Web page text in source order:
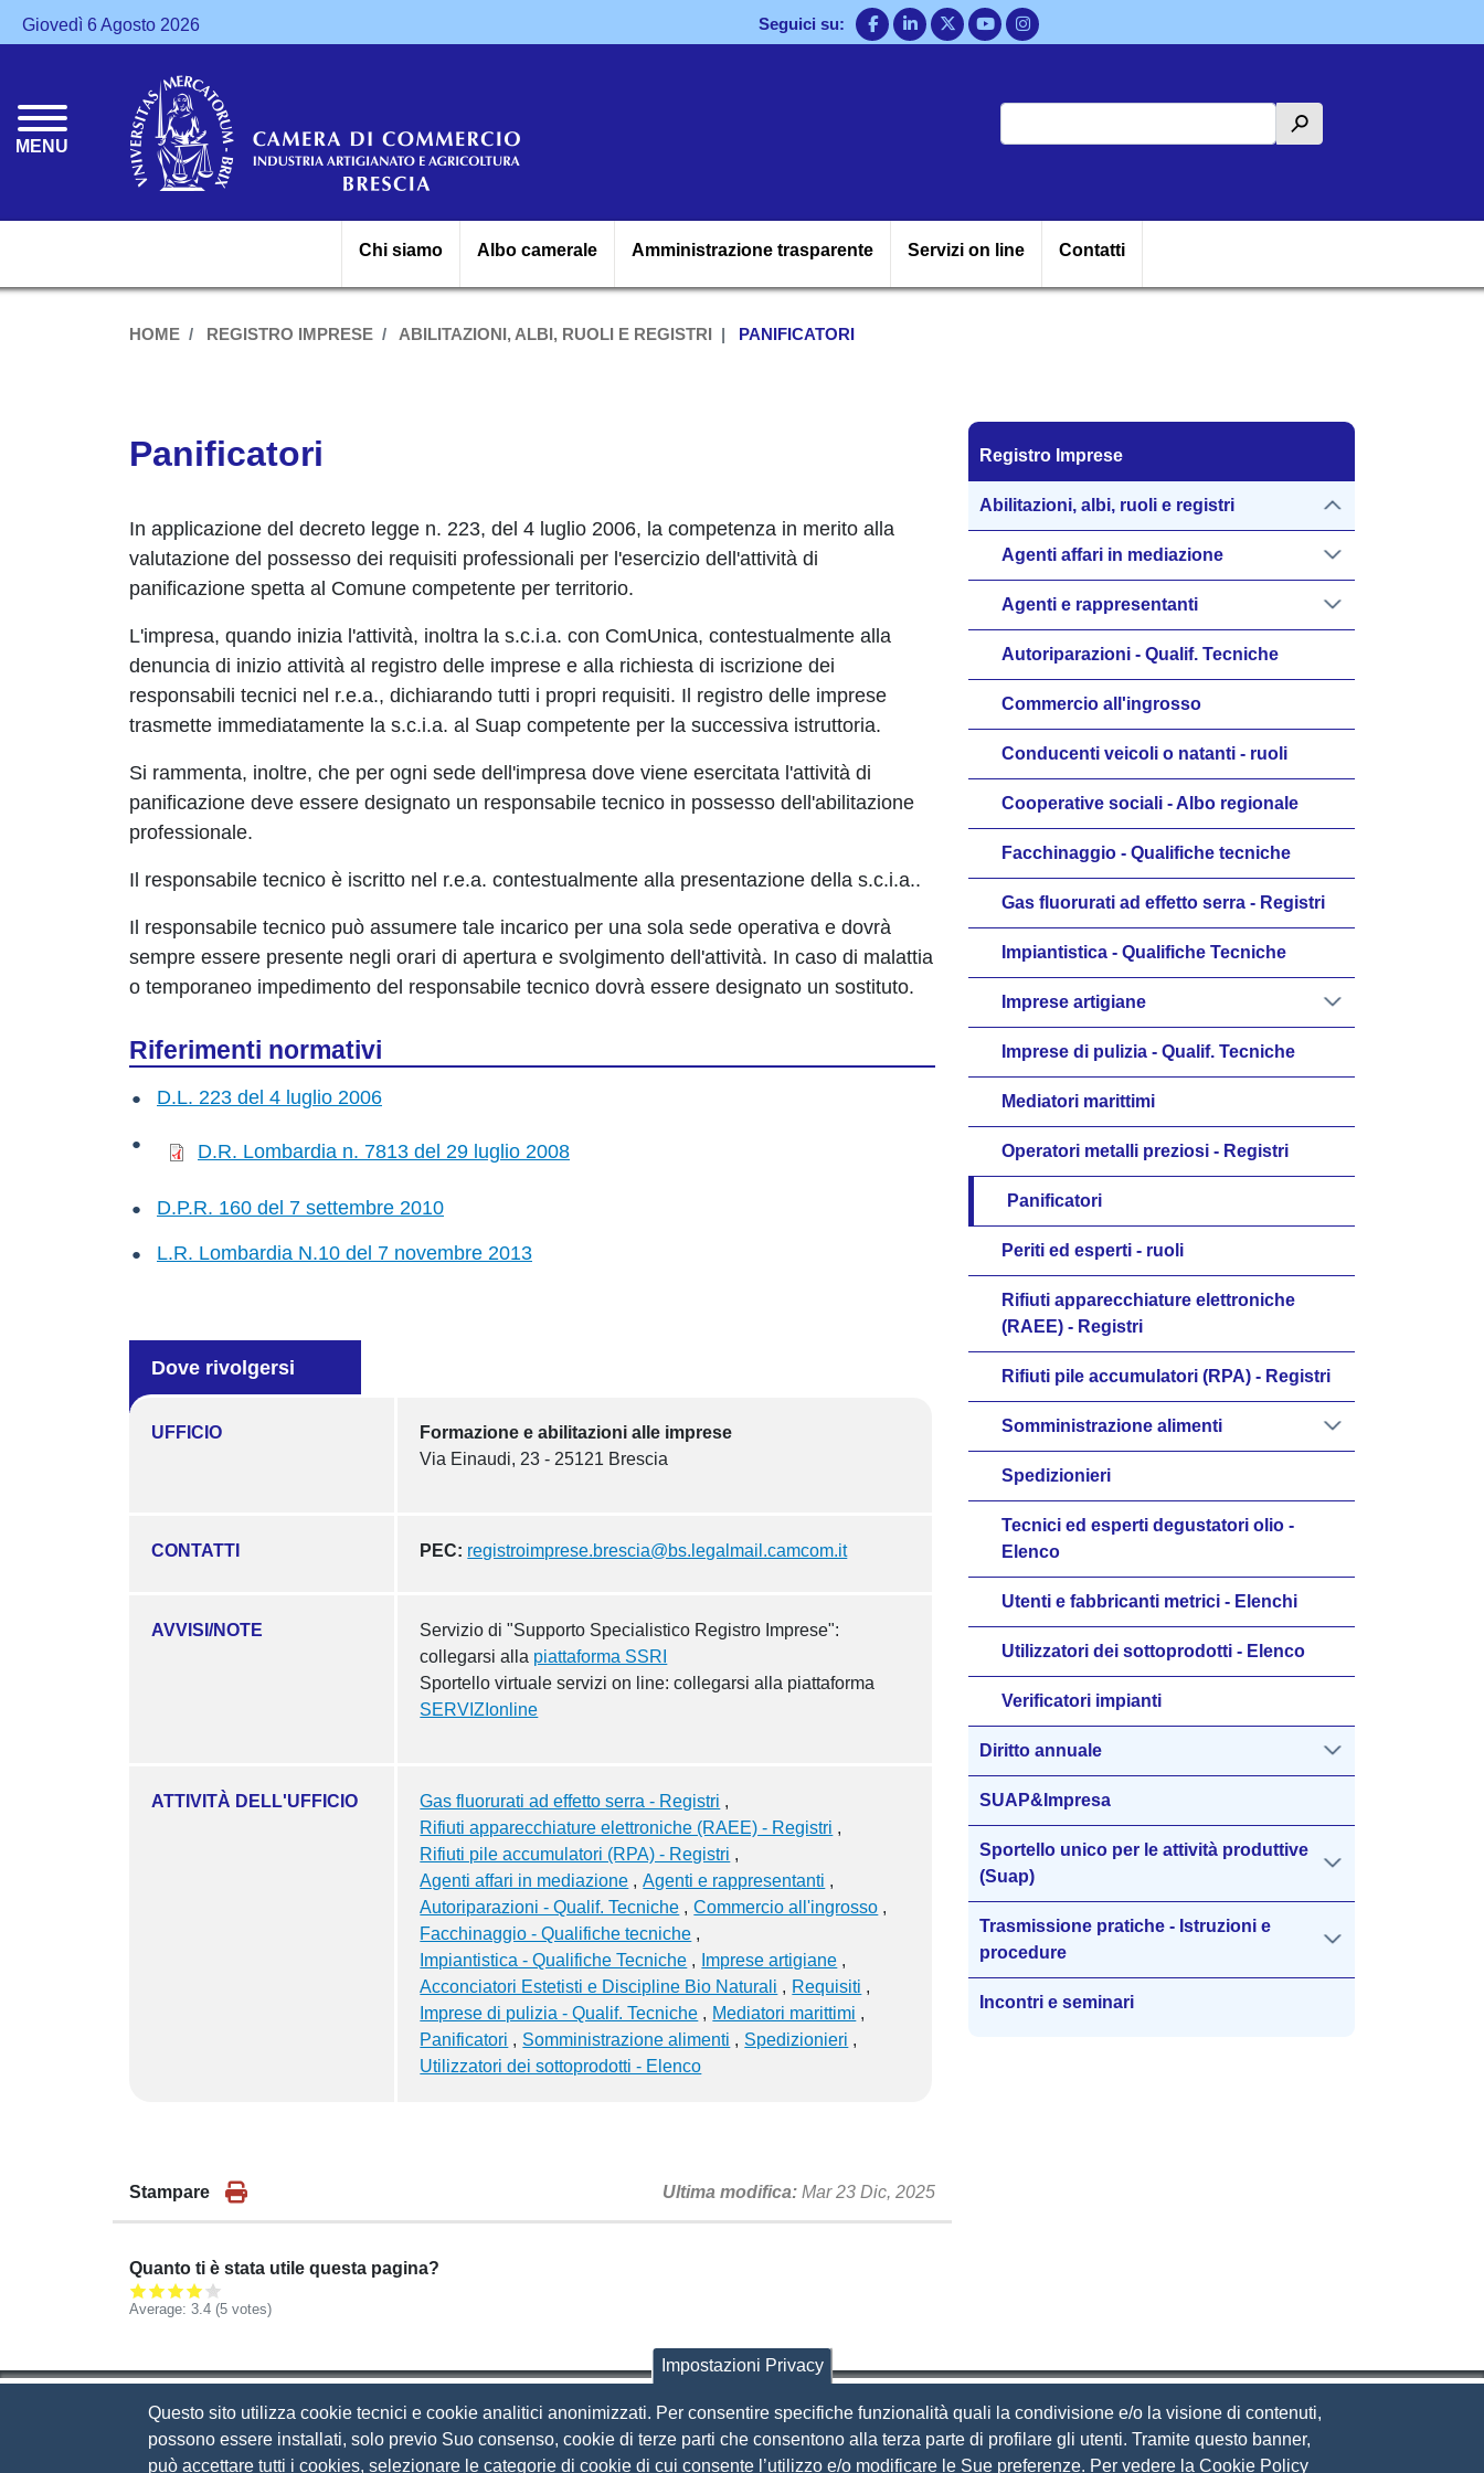
Salta
al
Giovedì 6 Agosto 2026 Seguici su:
MENU
h
Navigazione principale
Chi siamo Albo camerale Amministrazione trasparente Servizi on line Contatti
HOME REGISTRO IMPRESE ABILITAZIONI, ALBI, RUOLI E REGISTRI PANIFICATORI
Panificatori
In applicazione del decreto legge n. 223, del 4 luglio 2006, la competenza in merito alla
valutazione del possesso dei requisiti professionali per l'esercizio dell'attività di
panificazione spetta al Comune competente per territorio.
L'impresa, quando inizia l'attività, inoltra la s.c.i.a. con ComUnica, contestualmente alla
denuncia di inizio attività al registro delle imprese e alla richiesta di iscrizione dei
responsabili tecnici nel r.e.a., dichiarando tutti i propri requisiti. Il registro delle imprese
trasmette immediatamente la s.c.i.a. al Suap competente per la successiva istruttoria.
Si rammenta, inoltre, che per ogni sede dell'impresa dove viene esercitata l'attività di
panificazione deve essere designato un responsabile tecnico in possesso dell'abilitazione
professionale.
Il responsabile tecnico è iscritto nel r.e.a. contestualmente alla presentazione della s.c.i.a..
Il responsabile tecnico può assumere tale incarico per una sola sede operativa e dovrà
sempre essere presente negli orari di apertura e svolgimento dell'attività. In caso di malattia
o temporaneo impedimento del responsabile tecnico dovrà essere designato un sostituto.
Riferimenti normativi
D.L. 223 del 4 luglio 2006
D.R. Lombardia n. 7813 del 29 luglio 2008
D.P.R. 160 del 7 settembre 2010
L.R. Lombardia N.10 del 7 novembre 2013
Dove rivolgersi
UFFICIO
Formazione e abilitazioni alle imprese
Via Einaudi, 23 - 25121 Brescia
CONTATTI PEC: registroimprese.brescia@bs.legalmail.camcom.it
AVVISI/NOTE
Servizio di "Supporto Specialistico Registro Imprese":
collegarsi alla piattaforma SSRI
Sportello virtuale servizi on line: collegarsi alla piattaforma
SERVIZIonline
ATTIVITÀ DELL'UFFICIO
Gas fluorurati ad effetto serra - Registri
Rifiuti apparecchiature elettroniche (RAEE) - Registri
Rifiuti pile accumulatori (RPA) - Registri
Agenti affari in mediazione
Agenti e rappresentanti
Autoriparazioni - Qualif. Tecniche
Commercio all'ingrosso
Facchinaggio - Qualifiche tecniche
Impiantistica - Qualifiche Tecniche
Imprese artigiane
Acconciatori Estetisti e Discipline Bio Naturali
Requisiti
Imprese di pulizia - Qualif. Tecniche
Mediatori marittimi
Panificatori
Somministrazione alimenti
Spedizionieri
Utilizzatori dei sottoprodotti - Elenco
Stampare Ultima modifica Mar 23 Dic, 2025
Quanto ti è stata utile questa pagina?
Average: 3.4 (5 votes)
Registro Imprese
Registro Imprese
Abilitazioni, albi, ruoli e registri
Agenti affari in mediazione
Agenti e rappresentanti
Autoriparazioni - Qualif. Tecniche
Commercio all'ingrosso
Conducenti veicoli o natanti - ruoli
Cooperative sociali - Albo regionale
Facchinaggio - Qualifiche tecniche
Gas fluorurati ad effetto serra - Registri
Impiantistica - Qualifiche Tecniche
Imprese artigiane
Imprese di pulizia - Qualif. Tecniche
Mediatori marittimi
Operatori metalli preziosi - Registri
Panificatori
Periti ed esperti - ruoli
Rifiuti apparecchiature elettroniche
(RAEE) - Registri
Rifiuti pile accumulatori (RPA) - Registri
Somministrazione alimenti
Spedizionieri
Tecnici ed esperti degustatori olio -
Elenco
Utenti e fabbricanti metrici - Elenchi
Utilizzatori dei sottoprodotti - Elenco
Verificatori impianti
Diritto annuale
SUAP&Impresa
Sportello unico per le attività produttive
(Suap)
Trasmissione pratiche - Istruzioni e
procedure
Incontri e seminari
Camera di Commercio di Brescia
Impostazioni Privacy
Questo sito utilizza cookie tecnici e cookie analitici anonimizzati. Per consentire specifiche funzionalità quali la condivisione e/o la visione di contenuti,
possono essere installati, solo previo Suo consenso, cookie di terze parti che consentono alla terza parte di profilare gli utenti. Tramite questo banner,
può accettare tutti i cookies, selezionare le categorie di cookie di cui consente l’utilizzo e/o modificare le Sue preferenze. Per vedere la Cookie Policy